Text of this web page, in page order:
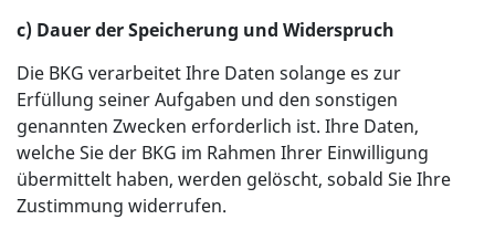
c) Dauer der Speicherung und Widerspruch
Die BKG verarbeitet Ihre Daten solange es zur
Erfüllung seiner Aufgaben und den sonstigen
genannten Zwecken erforderlich ist. Ihre Daten,
welche Sie der BKG im Rahmen Ihrer Einwilligung
übermittelt haben, werden gelöscht, sobald Sie Ihre
Zustimmung widerrufen.